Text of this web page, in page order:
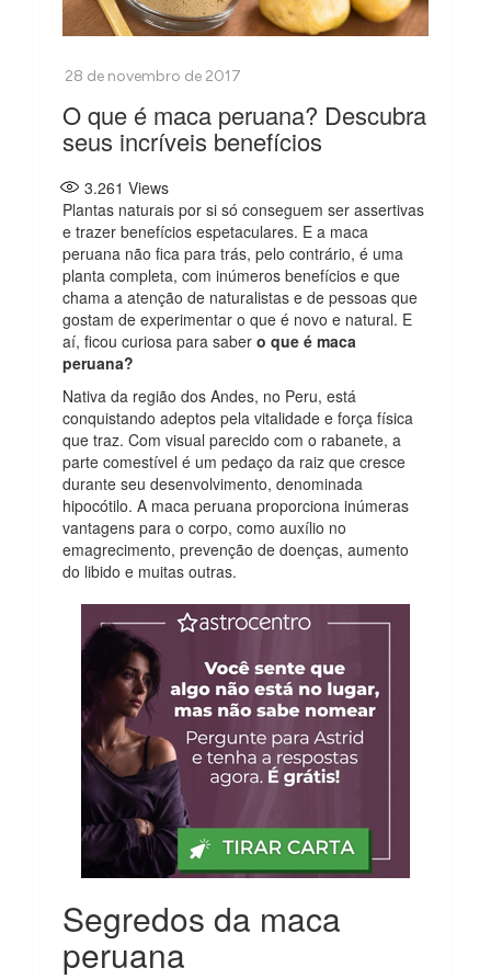
O que é maca peruana? Descubra
seus incríveis benefícios
3.261 Views
Plantas naturais por si só conseguem ser assertivas
e trazer benefícios espetaculares. E a maca
peruana não fica para trás, pelo contrário, é uma
planta completa, com inúmeros benefícios e que
chama a atenção de naturalistas e de pessoas que
gostam de experimentar o que é novo e natural. E
aí, ficou curiosa para sabero que é maca
peruana?
Nativa da região dos Andes, no Peru, está
conquistando adeptos pela vitalidade e força física
que traz. Com visual parecido com o rabanete, a
parte comestível é um pedaço da raiz que cresce
durante seu desenvolvimento, denominada
hipocótilo. A maca peruana proporciona inúmeras
vantagens para o corpo, como auxílio no
emagrecimento, prevenção de doenças, aumento
do libido e muitas outras.
Segredos da maca
peruana